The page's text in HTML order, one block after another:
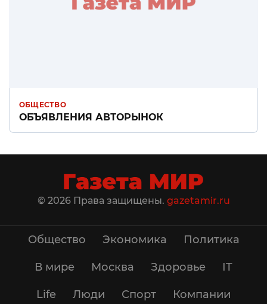
ОБЩЕСТВО
ОБЪЯВЛЕНИЯ АВТОРЫНОК
© 2026 Права защищены. gazetamir.ru
Общество Экономика Политика
В мире Москва Здоровье IT
Life Люди Спорт Компании